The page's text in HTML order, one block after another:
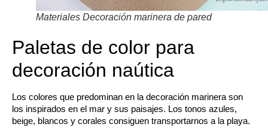
Materiales Decoración marinera de pared
Paletas de color para
decoración naútica
Los colores que predominan en la decoración marinera son
los inspirados en el mar y sus paisajes. Los tonos azules,
beige, blancos y corales consiguen transportarnos a la playa.